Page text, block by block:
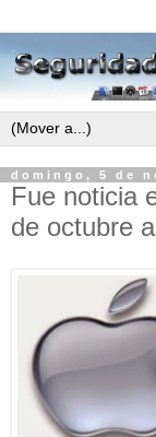
domingo, 5 de
Fue noticia
de octubre